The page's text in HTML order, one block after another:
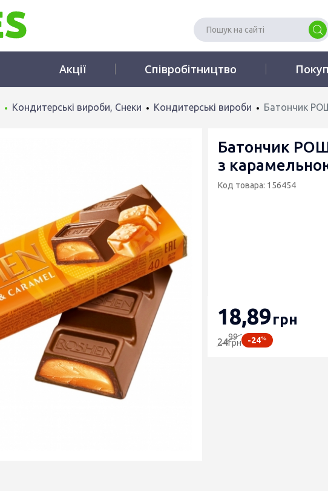
Акції Співробітництво
Кондитерські вироби, Снеки Кондитерські вироби Батончик
Батончик
з
Код товара: 156454
18,89грн
2499
грн -24%